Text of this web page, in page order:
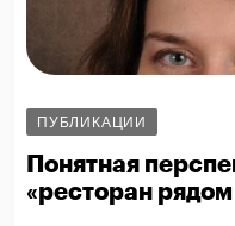
ПУБЛИКАЦИИ
Понятная
«ресторан